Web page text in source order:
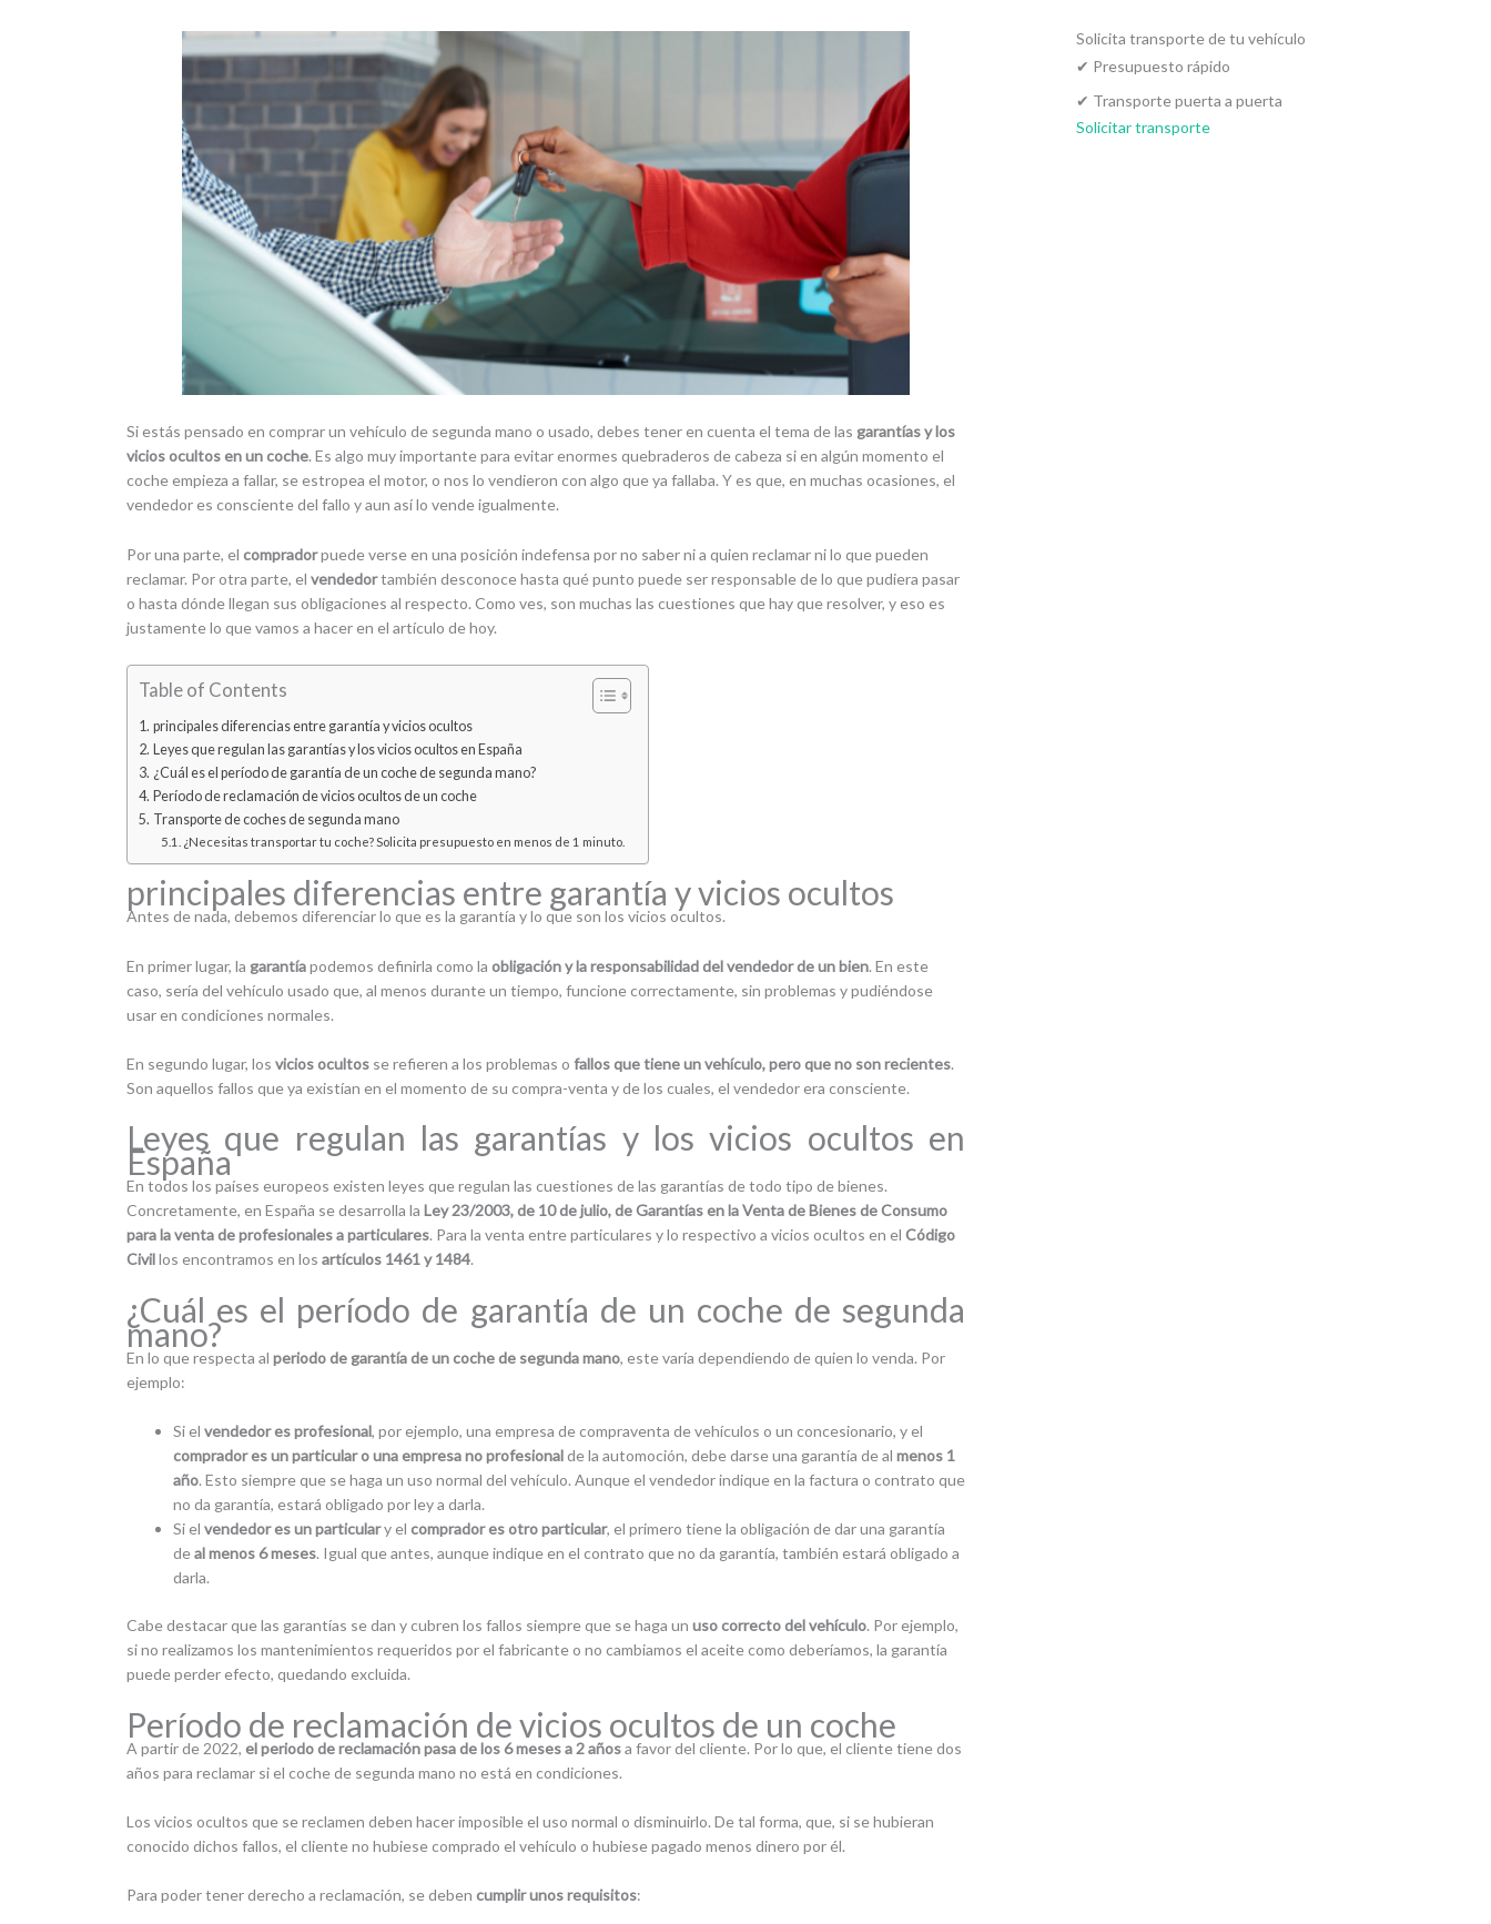
Si estás pensado en comprar un vehículo de segunda mano o usado, debes tener en cuenta el tema de las garantías y los
vicios ocultos en un coche. Es algo muy importante para evitar enormes quebraderos de cabeza si en algún momento el
coche empieza a fallar, se estropea el motor, o nos lo vendieron con algo que ya fallaba. Y es que, en muchas ocasiones, el
vendedor es consciente del fallo y aun así lo vende igualmente.
Por una parte, el compradorpuede verse en una posición indefensa por no saber ni a quien reclamar ni lo que pueden
reclamar. Por otra parte, el vendedortambién desconoce hasta qué punto puede ser responsable de lo que pudiera pasar
o hasta dónde llegan sus obligaciones al respecto. Como ves, son muchas las cuestiones que hay que resolver, y eso es
justamente lo que vamos a hacer en el artículo de hoy.
Table of Contents
principales diferencias entre garantía y vicios ocultos
Leyes que regulan las garantías y los vicios ocultos en España
¿Cuál es el período de garantía de un coche de segunda mano?
Período de reclamación de vicios ocultos de un coche
Transporte de coches de segunda mano
¿Necesitas transportar tu coche? Solicita presupuesto en menos de 1 minuto.
principales diferencias entre garantía y vicios ocultos
Antes de nada, debemos diferenciar lo que es la garantía y lo que son los vicios ocultos.
En primer lugar, la garantíapodemos definirla como la obligación y la responsabilidad del vendedor de un bien. En este
caso, sería del vehículo usado que, al menos durante un tiempo, funcione correctamente, sin problemas y pudiéndose
usar en condiciones normales.
En segundo lugar, los vicios ocultos se refieren a los problemas o fallos que tiene un vehículo, pero que no son recientes.
Son aquellos fallos que ya existían en el momento de su compra-venta y de los cuales, el vendedor era consciente.
Leyes que regulan las garantías y los vicios ocultos en
España
En todos los países europeos existen leyes que regulan las cuestiones de las garantías de todo tipo de bienes.
Concretamente, en España se desarrolla la Ley 23/2003, de 10 de julio, de Garantías en la Venta de Bienes de Consumo
para la venta de profesionales a particulares. Para la venta entre particulares y lo respectivo a vicios ocultos en el Código
Civillos encontramos en los artículos 1461 y 1484.
¿Cuál es el período de garantía de un coche de segunda
mano?
En lo que respecta al periodo de garantía de un coche de segunda mano, este varía dependiendo de quien lo venda. Por
ejemplo:
Si el vendedor es profesional, por ejemplo, una empresa de compraventa de vehículos o un concesionario, y el
comprador es un particular o una empresa no profesionalde la automoción, debe darse una garantía de al menos 1
año. Esto siempre que se haga un uso normal del vehículo. Aunque el vendedor indique en la factura o contrato que
no da garantía, estará obligado por ley a darla.
Si el vendedor es un particulary el comprador es otro particular, el primero tiene la obligación de dar una garantía
deal menos 6 meses. Igual que antes, aunque indique en el contrato que no da garantía, también estará obligado a
darla.
Cabe destacar que las garantías se dan y cubren los fallos siempre que se haga un uso correcto del vehículo. Por ejemplo,
si no realizamos los mantenimientos requeridos por el fabricante o no cambiamos el aceite como deberíamos, la garantía
puede perder efecto, quedando excluida.
Período de reclamación de vicios ocultos de un coche
A partir de 2022, el periodo de reclamación pasa de los 6 meses a 2 añosa favor del cliente. Por lo que, el cliente tiene dos
años para reclamar si el coche de segunda mano no está en condiciones.
Los vicios ocultos que se reclamen deben hacer imposible el uso normal o disminuirlo. De tal forma, que, si se hubieran
conocido dichos fallos, el cliente no hubiese comprado el vehículo o hubiese pagado menos dinero por él.
Para poder tener derecho a reclamación, se deben cumplir unos requisitos:
r
p
o
r
Solicita transporte de tu vehículo
✔ Presupuesto rápido
✔ Transporte puerta a puerta
Solicitar transporte